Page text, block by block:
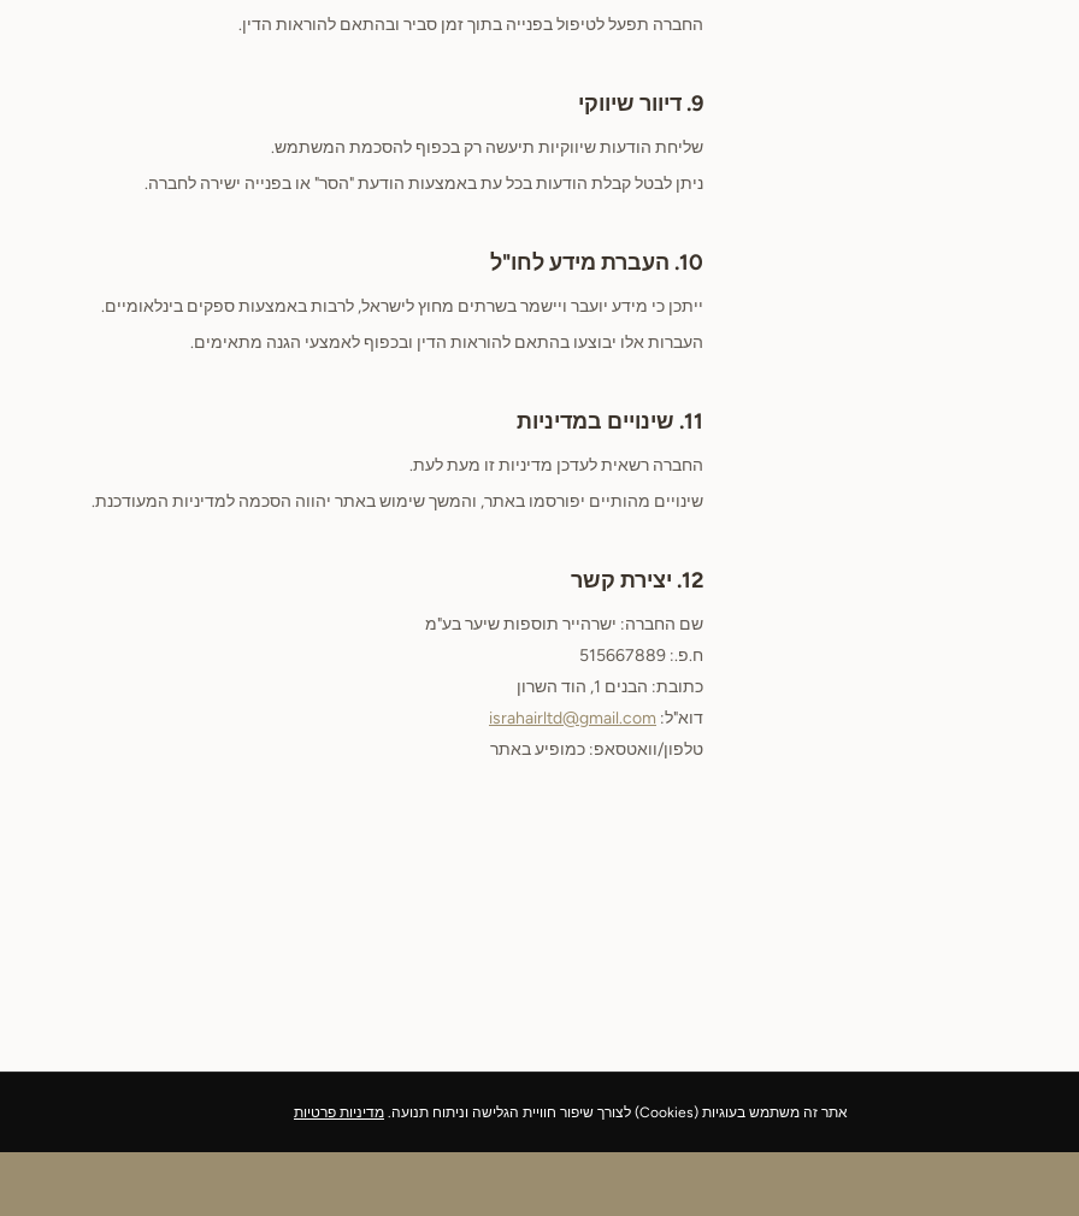
החברה תפעל לטיפול בפנייה בתוך זמן סביר ובהתאם להוראות הדין.
9. דיוור שיווקי
שליחת הודעות שיווקיות תיעשה רק בכפוף להסכמת המשתמש.
ניתן לבטל קבלת הודעות בכל עת באמצעות הודעת "הסר" או בפנייה ישירה לחברה.
10. העברת מידע לחו"ל
ייתכן כי מידע יועבר ויישמר בשרתים מחוץ לישראל, לרבות באמצעות ספקים בינלאומיים.
העברות אלו יבוצעו בהתאם להוראות הדין ובכפוף לאמצעי הגנה מתאימים.
11. שינויים במדיניות
החברה רשאית לעדכן מדיניות זו מעת לעת.
שינויים מהותיים יפורסמו באתר, והמשך שימוש באתר יהווה הסכמה למדיניות המעודכנת.
12. יצירת קשר
שם החברה: ישרהייר תוספות שיער בע"מ
ח.פ.: 515667889
כתובת: הבנים 1, הוד השרון
דוא"ל: israhairltd@gmail.com
טלפון/וואטסאפ: כמופיע באתר
אתר זה משתמש בעוגיות (Cookies) לצורך שיפור חוויית הגלישה וניתוח תנועה. מדיניות פרטיות